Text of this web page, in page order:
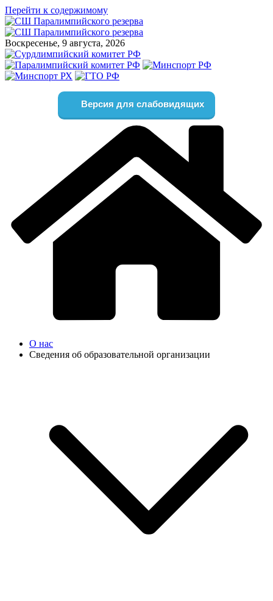
Перейти к содержимому
Воскресенье, 9 августа, 2026
Версия для слабовидящих
О нас
Сведения об образовательной организации